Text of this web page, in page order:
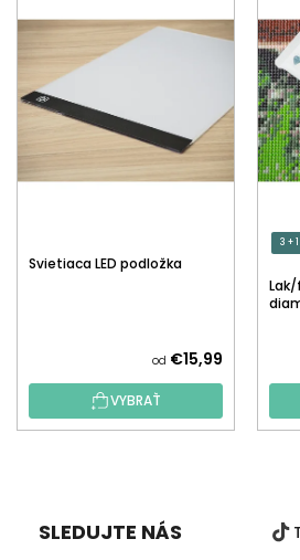
Svietiaca LED podložka
od €15,99
VYBRAŤ
3 + 1
SLEDUJTE NÁS